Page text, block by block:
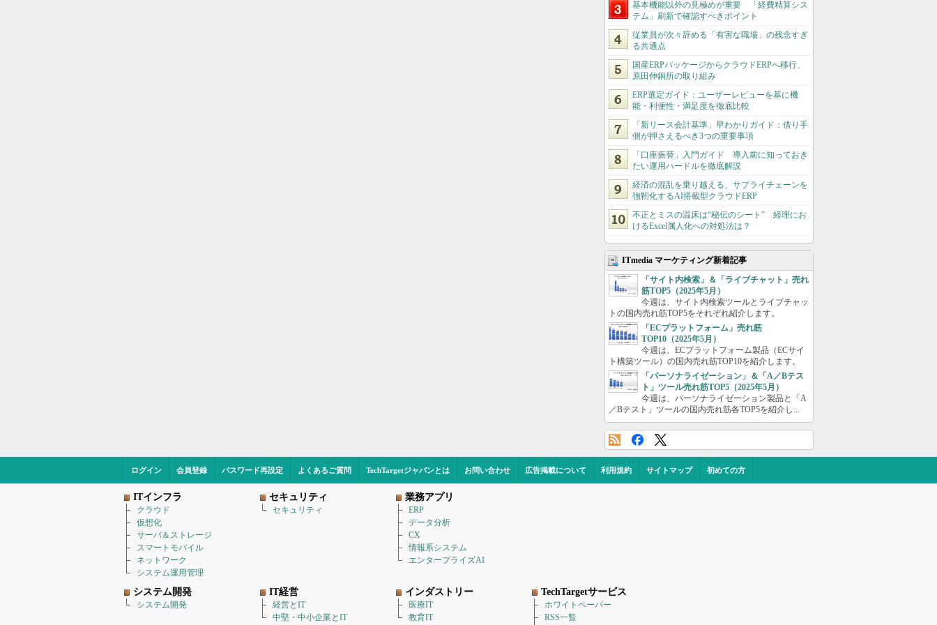
基本機能以外の見極めが重要 「経費精算シス
テム」刷新で確認すべきポイント
従業員が次々辞める「有害な職場」の残念すぎ
る共通点
国産ERPパッケージからクラウドERPへ移行、
原田伸銅所の取り組み
ERP選定ガイド：ユーザーレビューを基に機
能・利便性・満足度を徹底比較
「新リース会計基準」早わかりガイド：借り手
側が押さえるべき3つの重要事項
「口座振替」入門ガイド 導入前に知っておき
たい運用ハードルを徹底解説
経済の混乱を乗り越える、サプライチェーンを
強靭化するAI搭載型クラウドERP
不正とミスの温床は“秘伝のシート” 経理にお
けるExcel属人化への対処法は？
ITmedia マーケティング新着記事
「サイト内検索」＆「ライブチャット」売れ
筋TOP5（2025年5月）
今週は、サイト内検索ツールとライブチャッ
トの国内売れ筋TOP5をそれぞれ紹介します。
「ECプラットフォーム」売れ筋
TOP10（2025年5月）
今週は、ECプラットフォーム製品（ECサイ
ト構築ツール）の国内売れ筋TOP10を紹介します。
「パーソナライゼーション」＆「A／Bテス
ト」ツール売れ筋TOP5（2025年5月）
今週は、パーソナライゼーション製品と「A
／Bテスト」ツールの国内売れ筋各TOP5を紹介し...
ログイン 会員登録 パスワード再設定 よくあるご質問 TechTargetジャパンとは お問い合わせ 広告掲載について 利用規約 サイトマップ 初めての方
ITインフラ
クラウド
仮想化
サーバ＆ストレージ
スマートモバイル
ネットワーク
システム運用管理
セキュリティ
セキュリティ
業務アプリ
ERP
データ分析
CX
情報系システム
エンタープライズAI
システム開発
システム開発
IT経営
経営とIT
中堅・中小企業とIT
インダストリー
医療IT
教育IT
TechTargetサービス
ホワイトペーパー
RSS一覧